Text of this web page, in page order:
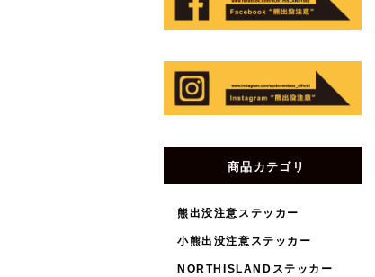
商品カテゴリ
熊出没注意ステッカー
小熊出没注意ステッカー
NORTHISLANDステッカー